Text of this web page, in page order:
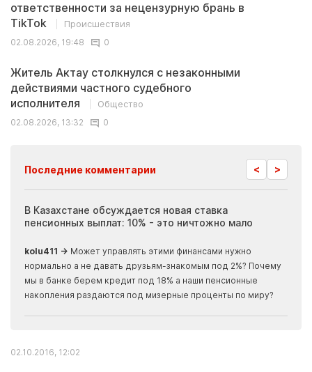
ответственности за нецензурную брань в
TikTok
Происшествия
02.08.2026, 19:48
0
Житель Актау столкнулся с незаконными
действиями частного судебного
исполнителя
Общество
02.08.2026, 13:32
0
Последние комментарии < >
В Казахстане обсуждается новая ставка
пенсионных выплат: 10% - это ничтожно мало
kolu411 → Может управлять этими финансами нужно
нормально а не давать друзьям-знакомым под 2%? Почему
мы в банке берем кредит под 18% а наши пенсионные
накопления раздаются под мизерные проценты по миру?
02.10.2016, 12:02